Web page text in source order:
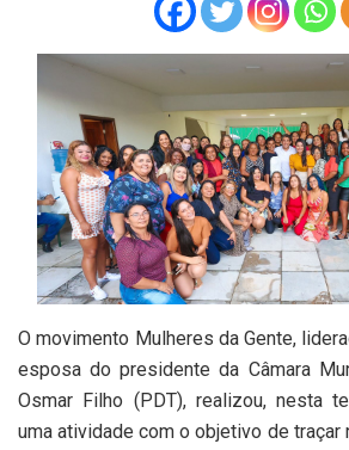
O movimento Mulheres da Gente,
esposa do presidente da Câmara
Osmar Filho (PDT), realizou, nesta
uma atividade com o objetivo de traçar